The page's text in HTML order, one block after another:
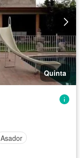
Quinta
Asador